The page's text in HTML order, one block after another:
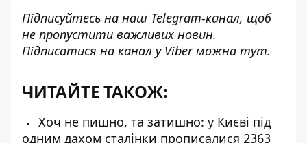
Підписуйтесь на наш Telegram-канал, щоб
не пропустити важливих новин.
Підписатися на канал у Viber можна тут.
ЧИТАЙТЕ ТАКОЖ:
Хоч не пишно, та затишно: у Києві під
одним дахом сталінки прописалися 2363